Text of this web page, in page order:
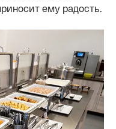
ему радость.